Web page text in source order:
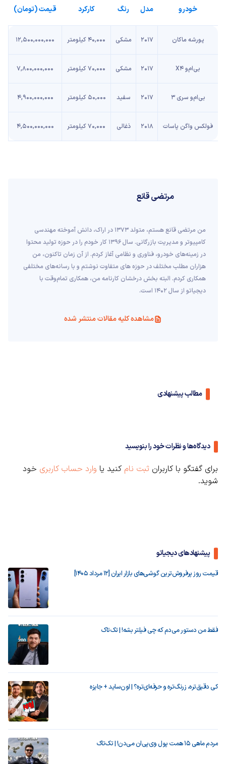
خودرو مدل رنگ کارکرد قیمت (تومان)
پورشه ماکان 2017 مشکی 40,000 کیلومتر 12,500,000,000
بی‌ام‌و X4 2017 مشکی 70,000 کیلومتر 7,800,000,000
بی‌ام‌و سری 3 2017 سفید 50,000 کیلومتر 4,900,000,000
فولکس واگن پاسات 2018 ذغالی 70,000 کیلومتر 4,500,000,000
مرتضی قانع
من مرتضی قانع هستم، متولد 1373 در اراک، دانش آموخته مهندسی
کامپیوتر و مدیریت بازرگانی. سال 1396 کار خودم را در حوزه تولید محتوا
در زمینه‌های خودرو، فناوری و نظامی آغاز کردم. از آن زمان تاکنون، من
هزاران مطلب مختلف در حوزه های متفاوت نوشتم و با رسانه‌های مختلفی
همکاری کردم. البته بخش درخشان کارنامه من، همکاری تمام‌وقت با
دیجیاتو از سال 1402 است.
مشاهده کلیه مقالات منتشر شده
مطالب پیشنهادی
دیدگاه‌ها و نظرات خود را بنویسید
برای گفتگو با کاربران ثبت نام کنید یا وارد حساب کاربری خود
شوید.
پیشنهادهای دیجیاتو
قیمت روز پرفروش‌ترین گوشی‌های بازار ایران [12 مرداد 1405]
فقط من دستور می‌دم که چی فیلتر بشه! | تک‌تاک
کی دقیق‌تره، زرنگ‌تره و حرفه‌ای‌تره؟ | اون‌ساید + جایزه
مردم ماهی ۱۵ همت پول وی‌پی‌ان می‌دن! | تک‌تاک